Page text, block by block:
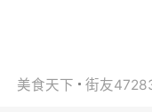
美食天下